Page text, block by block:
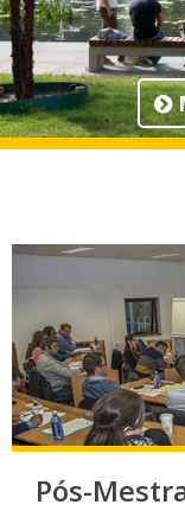
Pós-